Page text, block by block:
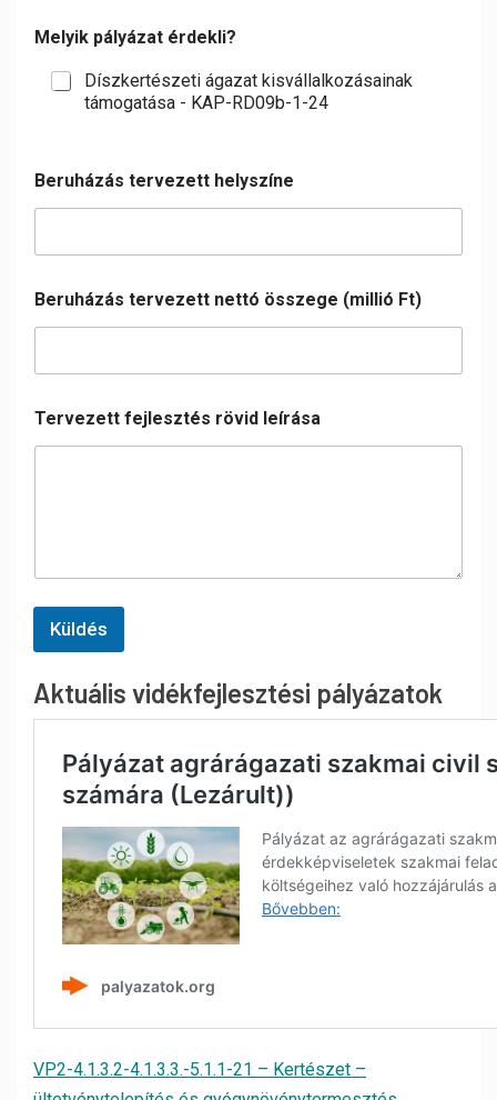
Melyik pályázat érdekli?
Díszkertészeti ágazat kisvállalkozásainak
támogatása - KAP-RD09b-1-24
t
o
s
n
e
v
C
g
Beruházás tervezett helyszíne
Beruházás tervezett nettó összege (millió Ft)
Tervezett fejlesztés rövid leírása
Küldés
Aktuális vidékfejlesztési pályázatok
VP2-4.1.3.2-4.1.3.3.-5.1.1-21 – Kertészet –